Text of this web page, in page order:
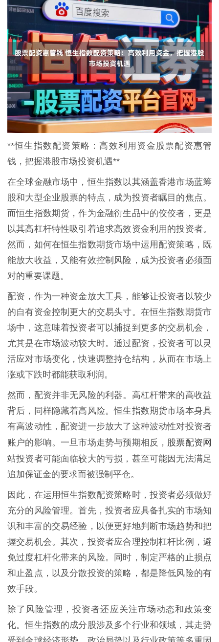
**恒生指数配资策略：高效利用资金股票配资惠管
钱，把握港股市场投资机遇**
在全球金融市场中，恒生指数以其涵盖香港市场蓝筹
股和大型企业股票的特点，成为投资者瞩目的焦点。
而恒生指数期货，作为金融衍生品中的佼佼者，更是
以其高杠杆特性吸引着追求高效资金利用的投资者。
然而，如何在恒生指数期货市场中运用配资策略，既
能放大收益，又能有效控制风险，成为投资者必须面
对的重要课题。
配资，作为一种资金放大工具，能够让投资者以较少
的自有资金控制更大的交易头寸。在恒生指数期货市
场中，这意味着投资者可以捕捉到更多的交易机会，
尤其是在市场波动较大时。通过配资，投资者可以灵
活应对市场变化，快速调整持仓结构，从而在市场上
涨或下跌时都能获取利润。
然而，配资并非无风险的利器。高杠杆带来的高收益
背后，同样隐藏着高风险。恒生指数期货市场本身具
有高波动性，配资进一步放大了这种波动性对投资者
账户的影响。一旦市场走势与预期相反， 股票配资网
站投资者可能面临较大的亏损，甚至可能因无法满足
追加保证金的要求而被强制平仓。
因此，在运用恒生指数配资策略时，投资者必须做好
充分的风险管理。首先，投资者应具备扎实的市场知
识和丰富的交易经验，以便更好地判断市场趋势和把
握交易机会。其次，投资者应合理控制杠杆比例，避
免过度杠杆化带来的风险。同时，制定严格的止损点
和止盈点，以及分散投资的策略，都是降低风险的有
效手段。
除了风险管理，投资者还应关注市场动态和政策变
化。恒生指数的成分股涉及多个行业和领域，其走势